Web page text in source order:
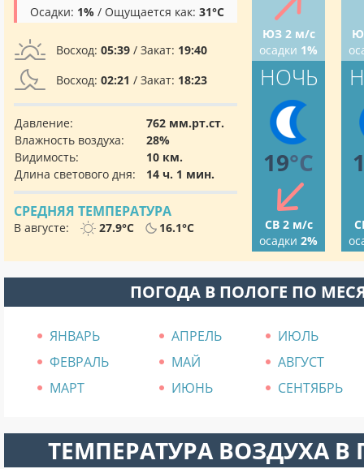
Осадки: 1% / Ощущается как: 31°C
Восход: 05:39 / Закат: 19:40
Восход: 02:21 / Закат: 18:23
Давление:
762 мм.рт.ст.
Влажность воздуха:
28%
Видимость:
10 км.
Длина светового дня:
14 ч. 1 мин.
СРЕДНЯЯ ТЕМПЕРАТУРА
В августе: 27.9°C 16.1°C
ЮЗ 2 м/с
осадки 1%
НОЧЬ
19°C
СВ 2 м/с
осадки 2%
ПОГОДА В ПОЛОГЕ ПО
ЯНВАРЬ АПРЕЛЬ
ИЮЛЬ
ФЕВРАЛЬ
МАЙ
АВГУСТ
МАРТ
ИЮНЬ СЕНТЯБРЬ
ТЕМПЕРАТУРА ВОЗДУХА В